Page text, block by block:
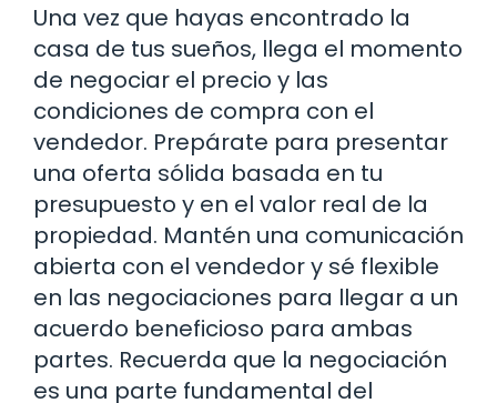
Una vez que hayas encontrado la
casa de tus sueños, llega el momento
de negociar el precio y las
condiciones de compra con el
vendedor. Prepárate para presentar
una oferta sólida basada en tu
presupuesto y en el valor real de la
propiedad. Mantén una comunicación
abierta con el vendedor y sé flexible
en las negociaciones para llegar a un
acuerdo beneficioso para ambas
partes. Recuerda que la negociación
es una parte fundamental del